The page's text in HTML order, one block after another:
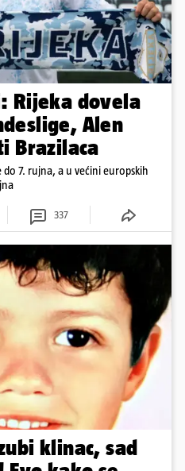
Rijeka dovela
Alen
Brazilaca
7. rujna, a u većini europskih
337
klinac, sad